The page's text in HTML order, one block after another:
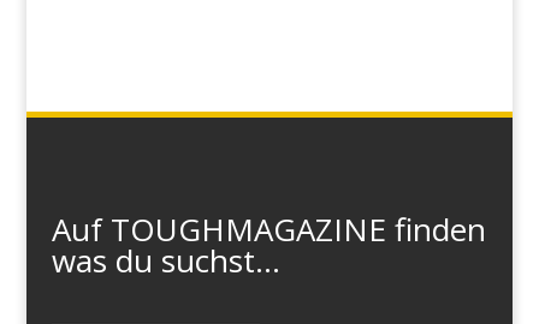
Auf TOUGHMAGAZINE finden
was du suchst...